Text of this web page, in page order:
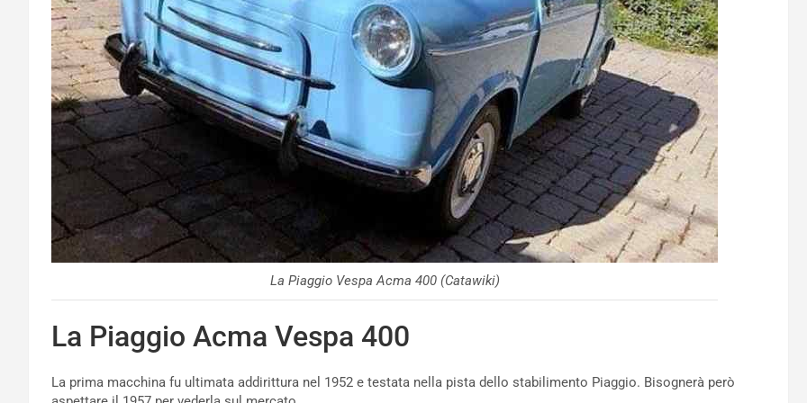
La Piaggio Vespa Acma 400 (Catawiki)
La Piaggio Acma Vespa 400
La prima macchina fu ultimata addirittura nel 1952 e testata nella pista dello stabilimento Piaggio. Bisognerà però